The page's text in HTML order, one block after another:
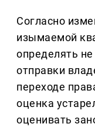
Согласно
изымаемой
определять
отправки
переходе
оценка
оценивать